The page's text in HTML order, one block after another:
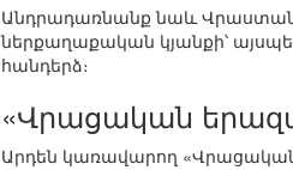
Անդրադառնանք նաև Վրաստանի
ներքաղաքական կյանքի՝
հանդերձ։
«Վրացական
Արդեն կառավարող